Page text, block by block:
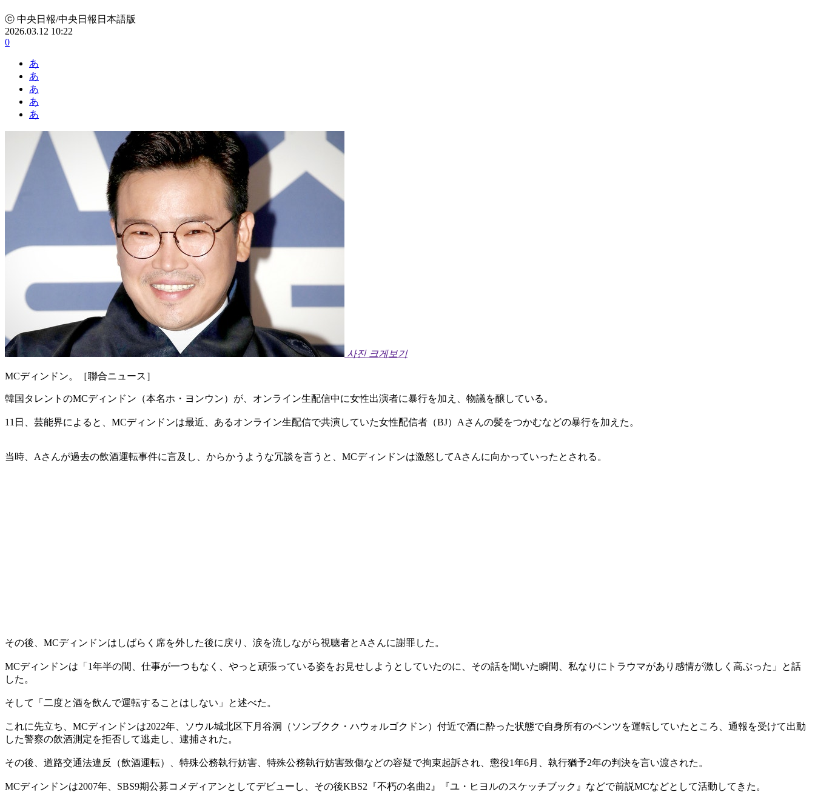
ⓒ 中央日報/中央日報日本語版
2026.03.12 10:22
0
あ
あ
あ
あ
あ
사진 크게보기
MCディンドン。［聯合ニュース］
韓国タレントのMCディンドン（本名ホ・ヨンウン）が、オンライン生配信中に女性出演者に暴行を加え、物議を醸している。
11日、芸能界によると、MCディンドンは最近、あるオンライン生配信で共演していた女性配信者（BJ）Aさんの髪をつかむなどの暴行を加えた。
当時、Aさんが過去の飲酒運転事件に言及し、からかうような冗談を言うと、MCディンドンは激怒してAさんに向かっていったとされる。
その後、MCディンドンはしばらく席を外した後に戻り、涙を流しながら視聴者とAさんに謝罪した。
MCディンドンは「1年半の間、仕事が一つもなく、やっと頑張っている姿をお見せしようとしていたのに、その話を聞いた瞬間、私なりにトラウマがあり感情が激しく高ぶった」と話
した。
そして「二度と酒を飲んで運転することはしない」と述べた。
これに先立ち、MCディンドンは2022年、ソウル城北区下月谷洞（ソンブクク・ハウォルゴクドン）付近で酒に酔った状態で自身所有のベンツを運転していたところ、通報を受けて出動
した警察の飲酒測定を拒否して逃走し、逮捕された。
その後、道路交通法違反（飲酒運転）、特殊公務執行妨害、特殊公務執行妨害致傷などの容疑で拘束起訴され、懲役1年6月、執行猶予2年の判決を言い渡された。
MCディンドンは2007年、SBS9期公募コメディアンとしてデビューし、その後KBS2『不朽の名曲2』『ユ・ヒヨルのスケッチブック』などで前説MCなどとして活動してきた。